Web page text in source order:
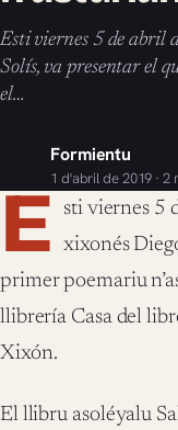
Esti viernes 5 de abril
Solís, va presentar el
el…
Formientu
1 d'abril de 2019 · 2
E sti viernes 5
xixonés
primer poemariu
llibrería Casa del
Xixón.
El llibru asoléyalu